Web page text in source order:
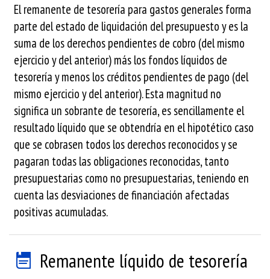
El remanente de tesorería para gastos generales forma
parte del estado de liquidación del presupuesto y es la
suma de los derechos pendientes de cobro (del mismo
ejercicio y del anterior) más los fondos líquidos de
tesorería y menos los créditos pendientes de pago (del
mismo ejercicio y del anterior). Esta magnitud no
significa un sobrante de tesorería, es sencillamente el
resultado líquido que se obtendría en el hipotético caso
que se cobrasen todos los derechos reconocidos y se
pagaran todas las obligaciones reconocidas, tanto
presupuestarias como no presupuestarias, teniendo en
cuenta las desviaciones de financiación afectadas
positivas acumuladas.
Remanente líquido de tesorería